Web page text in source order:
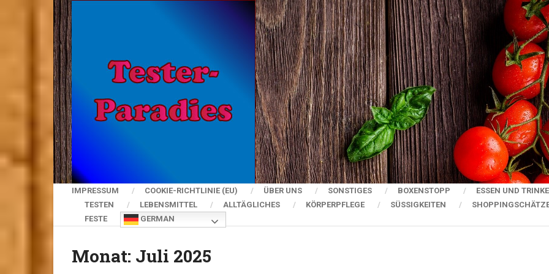
IMPRESSUM COOKIE-RICHTLINIE (EU) ÜBER UNS SONSTIGES BOXENSTOPP
ESSEN UND
TESTEN
LEBENSMITTEL ALLTÄGLICHES KÖRPERPFLEGE SÜSSIGKEITEN
FESTE
GERMAN
Monat: Juli 2025